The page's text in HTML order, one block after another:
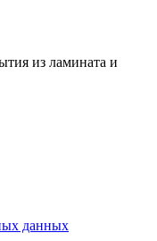
из ламината и
данных